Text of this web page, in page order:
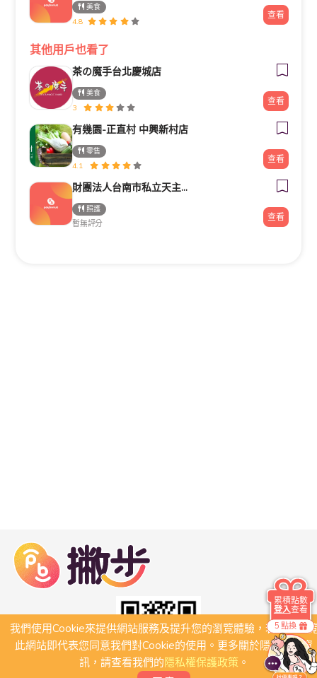
美食
4.8
查看
其他用戶也看了
茶の魔手台北慶城店
美食
3
查看
有幾園-正直村 中興新村店
零售
4.1
查看
財團法人台南市私立天主教瑞復益智中心
照護
暫無評分
查看
我們使用Cookie來提供網站服務及提升您的瀏覽體驗，若繼續瀏
此網站即代表您同意我們對Cookie的使用。更多關於隱私保護資
訊，請查看我們的隱私權保護政策。
5 點換
累積點數
登入查看